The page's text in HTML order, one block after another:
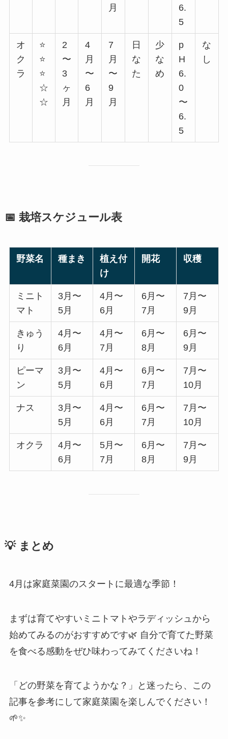
月
6.
5
オ
ク
ラ
⭐
⭐
⭐
☆
☆
2
〜
3
ヶ
月
4
月
〜
6
月
7
月
〜
9
月
日
な
た
少
な
め
p
H
6.
0
〜
6.
5
な
し
📅 栽培スケジュール表
野菜名 種まき
植え付
け
開花 収穫
ミニト
マト
3月〜
5月
4月〜
6月
6月〜
7月
7月〜
9月
きゅう
り
4月〜
6月
4月〜
7月
6月〜
8月
6月〜
9月
ピーマ
ン
3月〜
5月
4月〜
6月
6月〜
7月
7月〜
10月
ナス
3月〜
5月
4月〜
6月
6月〜
7月
7月〜
10月
オクラ
4月〜
6月
5月〜
7月
6月〜
8月
7月〜
9月
💡 まとめ
4月は家庭菜園のスタートに最適な季節！
まずは育てやすいミニトマトやラディッシュから
始めてみるのがおすすめです🌿 自分で育てた野菜
を食べる感動をぜひ味わってみてくださいね！
「どの野菜を育てようかな？」と迷ったら、この
記事を参考にして家庭菜園を楽しんでください！
🌱✨